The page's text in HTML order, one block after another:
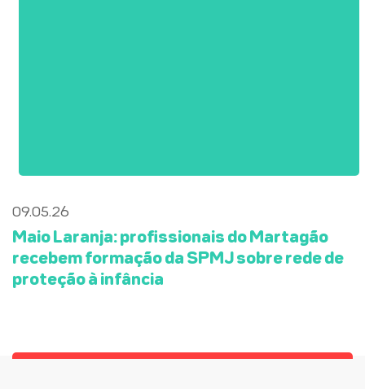
09.05.26
Maio Laranja: profissionais do Martagão
recebem formação da SPMJ sobre rede de
proteção à infância